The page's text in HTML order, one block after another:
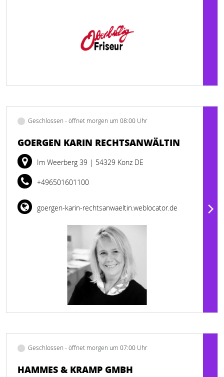
Geschlossen - öffnet morgen um 08:00 Uhr
GOERGEN KARIN RECHTSANWÄLTIN
Im Weerberg 39 | 54329 Konz DE
+496501601100
goergen-karin-rechtsanwaeltin.weblocator.de
Geschlossen - öffnet morgen um 07:00 Uhr
HAMMES & KRAMP GMBH